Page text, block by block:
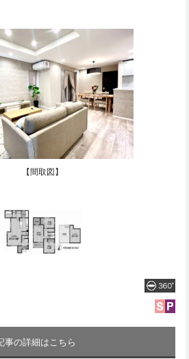
【間取図】
事の詳細はこちら